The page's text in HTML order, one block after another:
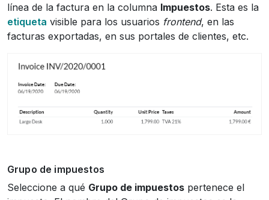
línea de la factura en la columna Impuestos. Esta es la
etiqueta visible para los usuarios frontend, en las
facturas exportadas, en sus portales de clientes, etc.
Grupo de impuestos
Seleccione a qué Grupo de impuestos pertenece el